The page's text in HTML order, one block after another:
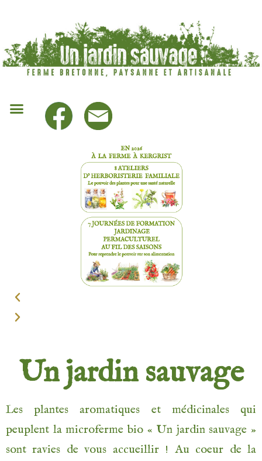
Un jardin sauvage
Les plantes aromatiques et médicinales qui
peuplent la microferme bio « Un jardin sauvage »
sont ravies de vous accueillir ! Au coeur de la